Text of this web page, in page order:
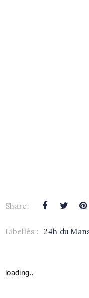
Share:
Libellés : 24h du
loading..